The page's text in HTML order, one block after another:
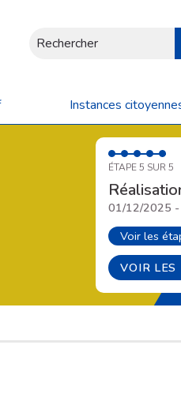
Rechercher
Instances
ÉTAPE 5 SUR 5
01/12/2025
Voir les
VOIR LES